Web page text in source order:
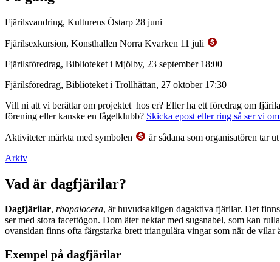
Fjärilsvandring, Kulturens Östarp 28 juni
Fjärilsexkursion, Konsthallen Norra Kvarken 11 juli
Fjärilsföredrag, Biblioteket i Mjölby, 23 september 18:00
Fjärilsföredrag, Biblioteket i Trollhättan, 27 oktober 17:30
Vill ni att vi berättar om projektet hos er? Eller ha ett föredrag om
förening eller kanske en fågelklubb? Skicka epost eller ring så ser vi
Aktiviteter märkta med symbolen
är sådana som organisatören tar
Arkiv
Vad är dagfjärilar?
Dagfjärilar, rhopalocera, är huvudsakligen dagaktiva fjärilar. Det
ser med stora facettögon. Dom äter nektar med sugsnabel, som kan
ovansidan finns ofta färgstarka brett triangulära vingar som när de vilar
Exempel på dagfjärilar